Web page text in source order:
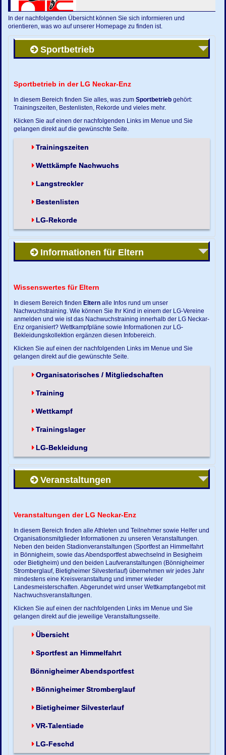
In der nachfolgenden Übersicht können Sie sich informieren und
orientieren, was wo auf unserer Homepage zu finden ist.
Sportbetrieb
Sportbetrieb in der LG Neckar-Enz
In diesem Bereich finden Sie alles, was zumSportbetrieb gehört:
Trainingszeiten, Bestenlisten, Rekorde und vieles mehr.
Klicken Sie auf einen der nachfolgenden Links im Menue und Sie
gelangen direkt auf die gewünschte Seite.
Trainingszeiten
Wettkämpfe Nachwuchs
Langstreckler
Bestenlisten
LG-Rekorde
Informationen für Eltern
Wissenswertes für Eltern
In diesem Bereich finden Eltern alle Infos rund um unser
Nachwuchstraining. Wie können Sie Ihr Kind in einem der LG-Vereine
anmelden und wie ist das Nachwuchstraining innerhalb der LG Neckar-
Enz organisiert? Wettkampfpläne sowie Informationen zur LG-
Bekleidungskollektion ergänzen diesen Infobereich.
Klicken Sie auf einen der nachfolgenden Links im Menue und Sie
gelangen direkt auf die gewünschte Seite.
Organisatorisches / Mitgliedschaften
Training
Wettkampf
Trainingslager
LG-Bekleidung
Veranstaltungen
Veranstaltungen der LG Neckar-Enz
In diesem Bereich finden alle Athleten und Teilnehmer sowie Helfer und
Organisationsmitglieder Informationen zu unseren Veranstaltungen.
Neben den beiden Stadionveranstaltungen (Sportfest an Himmelfahrt
in Bönnigheim, sowie das Abendsportfest abwechselnd in Besigheim
oder Bietigheim) und den beiden Laufveranstaltungen (Bönnigheimer
Stromberglauf, Bietigheimer Silvesterlauf) übernehmen wir jedes Jahr
mindestens eine Kreisveranstaltung und immer wieder
Landesmeisterschaften. Abgerundet wird unser Wettkampfangebot mit
Nachwuchsveranstaltungen.
Klicken Sie auf einen der nachfolgenden Links im Menue und Sie
gelangen direkt auf die jeweilige Veranstaltungsseite.
Übersicht
Sportfest an Himmelfahrt
Bönnigheimer Abendsportfest
Bönnigheimer Stromberglauf
Bietigheimer Silvesterlauf
VR-Talentiade
LG-Feschd